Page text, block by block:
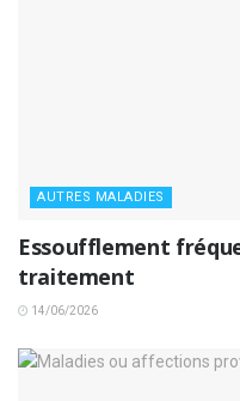
AUTRES MALADIES
Essoufflement
traitement
14/06/2026